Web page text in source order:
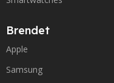
Brendet
Apple
Samsung